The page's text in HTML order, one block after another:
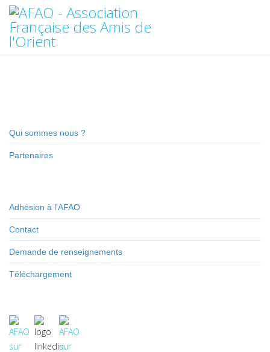
Qui sommes nous ?
Partenaires
Adhésion à l'AFAO
Contact
Demande de renseignements
Téléchargement